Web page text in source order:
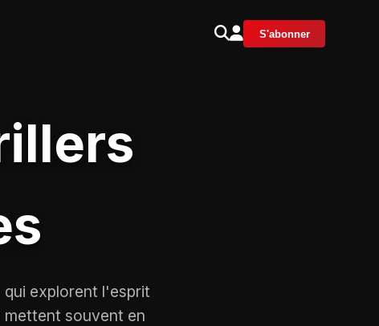
S'abonner
explorent l'esprit
mettent souvent en